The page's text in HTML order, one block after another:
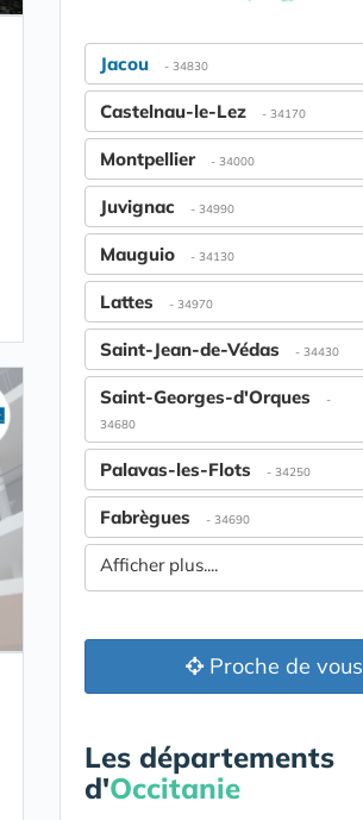
Jacou - 34830
Castelnau-le-Lez - 34170
Montpellier - 34000
Juvignac - 34990
Mauguio - 34130
Lattes - 34970
Saint-Jean-de-Védas - 34430
Saint-Georges-d'Orques
-
34680
Palavas-les-Flots - 34250
Fabrègues - 34690
Afficher plus....
Proche de vous
Les départements
d'Occitanie